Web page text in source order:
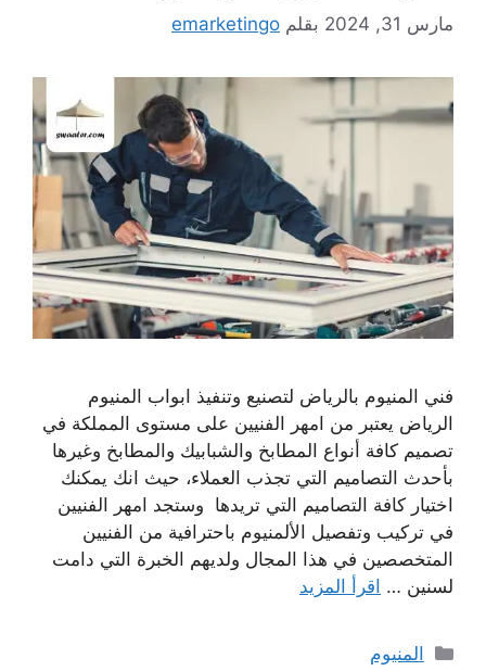
مارس 31, 2024 بقلم emarketingo
فني المنيوم بالرياض لتصنيع وتنفيذ ابواب المنيوم
الرياض يعتبر من امهر الفنيين على مستوى المملكة في
تصميم كافة أنواع المطابخ والشبابيك والمطابخ وغيرها
بأحدث التصاميم التي تجذب العملاء، حيث انك يمكنك
اختيار كافة التصاميم التي تريدها وستجد امهر الفنيين
في تركيب وتفصيل الألمنيوم باحترافية من الفنيين
المتخصصين في هذا المجال ولديهم الخبرة التي دامت
لسنين … اقرأ المزيد
التصنيفات
المنيوم